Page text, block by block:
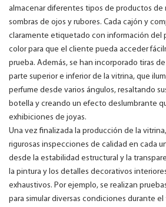
almacenar diferentes tipos de productos de
sombras de ojos y rubores. Cada cajón y
claramente etiquetado con información del
color para que el cliente pueda acceder
prueba. Además, se han incorporado tiras de
parte superior e inferior de la vitrina, que
perfume desde varios ángulos, resaltando
botella y creando un efecto deslumbrante
exhibiciones de joyas.
Una vez finalizada la producción de la vitrina,
rigurosas inspecciones de calidad en cada
desde la estabilidad estructural y la
la pintura y los detalles decorativos
exhaustivos. Por ejemplo, se realizan
para simular diversas condiciones durante